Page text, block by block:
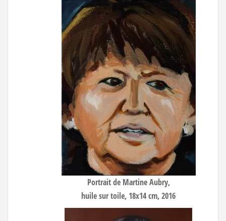
Portrait de Martine Aubry,
huile sur toile, 18x14 cm, 2016